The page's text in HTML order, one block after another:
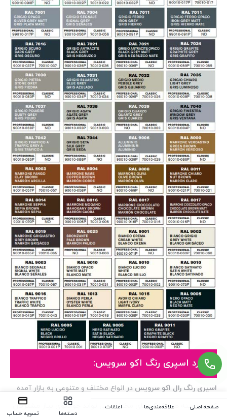
کاربرد اسپری رنگ اکو سرویس:
اسپری رنگ رال اکو سرویس در انواع مختلف و متنوعی به بازار آمده
که در زمینه ها و کارکردهای مختلف می تواند جوابگوی نیاز مشتریان
صفحه اصلی علاقه‌مندی‌ها
اعلانات
دسته‌ها
تسویه حساب